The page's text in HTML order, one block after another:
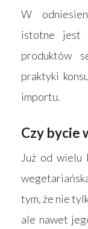
W
istotne jest
produktów
praktyki
importu.
Czy bycie
Już od wielu
tym, że nie
ale nawet